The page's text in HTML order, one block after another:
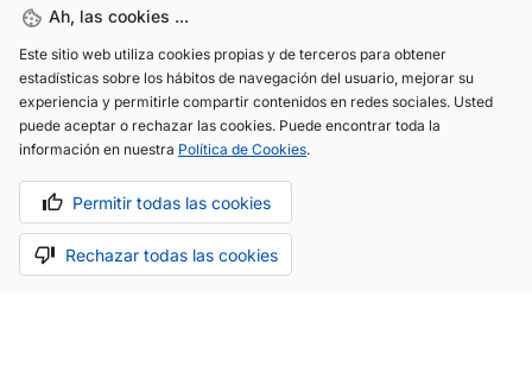
Ah, las cookies ...
Este sitio web utiliza cookies propias y de terceros para obtener
estadísticas sobre los hábitos de navegación del usuario, mejorar su
experiencia y permitirle compartir contenidos en redes sociales. Usted
puede aceptar o rechazar las cookies. Puede encontrar toda la
información en nuestra Política de Cookies.
Permitir todas las cookies
Rechazar todas las cookies
Ah, las cookies ...
Este sitio web utiliza cookies propias y de terceros para obtener
estadísticas sobre los hábitos de navegación del usuario, mejorar su
experiencia y permitirle compartir contenidos en redes sociales. Usted
puede aceptar o rechazar las cookies. Puede encontrar toda la
información en nuestra Política de Cookies.
Permitir todas las cookies
Rechazar todas las cookies
(+34) 744 408 070
info@motoreto.com
Aviso legal Política de cookies